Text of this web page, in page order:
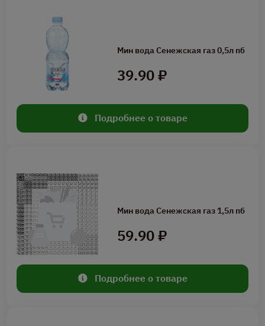
Мин вода Сенежская газ 0,5л пб
39.90 ₽
Подробнее о товаре
Мин вода Сенежская газ 1,5л пб
59.90 ₽
Подробнее о товаре